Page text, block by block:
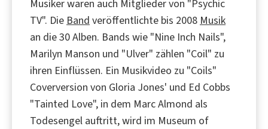
Musiker waren auch Mitglieder von "Psychic
TV". Die Band veröffentlichte bis 2008 Musik
an die 30 Alben. Bands wie "Nine Inch Nails",
Marilyn Manson und "Ulver" zählen "Coil" zu
ihren Einflüssen. Ein Musikvideo zu "Coils"
Coverversion von Gloria Jones' und Ed Cobbs
"Tainted Love", in dem Marc Almond als
Todesengel auftritt, wird im Museum of